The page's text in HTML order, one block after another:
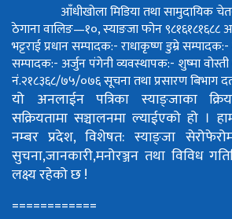
आँधीखोला मिडिया तथा सामुदायिक
ठेगाना वालिङ—१०, स्याङजा फोन ९८१६१८१६८८
भट्टराईप्रधान सम्पादक:- राधाकृष्ण डुम्रेसम्पादक:-
सम्पादक:- अर्जुन पंगेनीव्यवस्थापक:- शुष्मा वोस्ती
नं.२१८३६८/७५/०७६सूचना तथा प्रसारण बिभाग
यो अनलाईन पत्रिका स्याङ्जाका
सक्रियतामा सञ्चालनमा ल्याईएको हो ।
नम्बर प्रदेश, विशेषत: स्याङ्जा
सुचना,जानकारी,मनोरञ्जन तथा विविध
लक्ष्य रहेको छ !
============